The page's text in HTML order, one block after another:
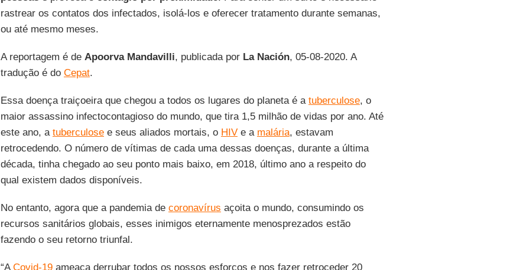
rastrear os contatos dos infectados, isolá-los e oferecer tratamento durante semanas,
ou até mesmo meses.
A reportagem é de Apoorva Mandavilli, publicada por La Nación, 05-08-2020. A
tradução é do Cepat.
Essa doença traiçoeira que chegou a todos os lugares do planeta é a tuberculose, o
maior assassino infectocontagioso do mundo, que tira 1,5 milhão de vidas por ano. Até
este ano, a tuberculose e seus aliados mortais, o HIVe a malária, estavam
retrocedendo. O número de vítimas de cada uma dessas doenças, durante a última
década, tinha chegado ao seu ponto mais baixo, em 2018, último ano a respeito do
qual existem dados disponíveis.
No entanto, agora que a pandemia de coronavírus açoita o mundo, consumindo os
recursos sanitários globais, esses inimigos eternamente menosprezados estão
fazendo o seu retorno triunfal.
“ACovid-19ameaça derrubar todos os nossos esforços e nos fazer retroceder 20